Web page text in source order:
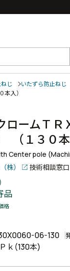
じ いたずら防止ねじ
本入）
ームＴＲ
（１３０
Center pole
株）
技術相談窓口
品
格
06-130
ｋ(130本)